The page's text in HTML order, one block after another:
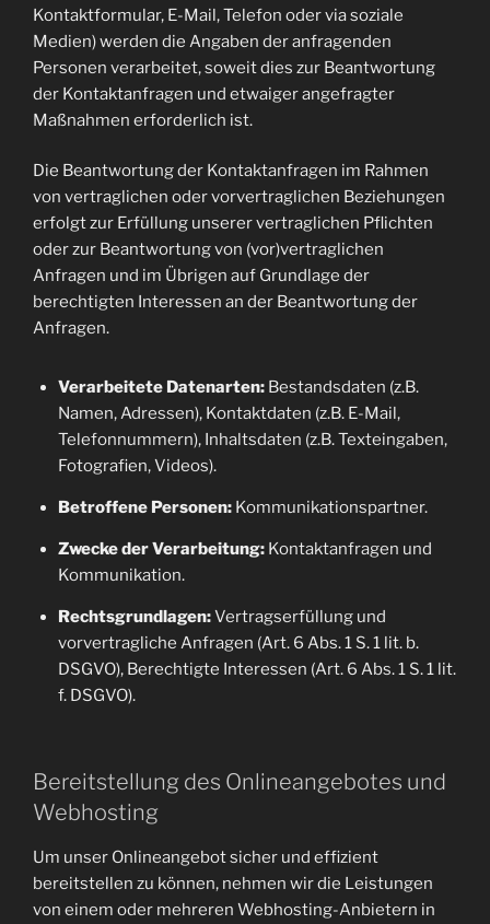
Kontaktformular, E-Mail, Telefon oder via soziale
Medien) werden die Angaben der anfragenden
Personen verarbeitet, soweit dies zur Beantwortung
der Kontaktanfragen und etwaiger angefragter
Maßnahmen erforderlich ist.
Die Beantwortung der Kontaktanfragen im Rahmen
von vertraglichen oder vorvertraglichen Beziehungen
erfolgt zur Erfüllung unserer vertraglichen Pflichten
oder zur Beantwortung von (vor)vertraglichen
Anfragen und im Übrigen auf Grundlage der
berechtigten Interessen an der Beantwortung der
Anfragen.
Verarbeitete Datenarten:Bestandsdaten (z.B.
Namen, Adressen), Kontaktdaten (z.B. E-Mail,
Telefonnummern), Inhaltsdaten (z.B. Texteingaben,
Fotografien, Videos).
Betroffene Personen:Kommunikationspartner.
Zwecke der Verarbeitung:Kontaktanfragen und
Kommunikation.
Rechtsgrundlagen:Vertragserfüllung und
vorvertragliche Anfragen (Art. 6 Abs. 1 S. 1 lit. b.
DSGVO), Berechtigte Interessen (Art. 6 Abs. 1 S. 1 lit.
f. DSGVO).
Bereitstellung des Onlineangebotes und
Webhosting
Um unser Onlineangebot sicher und effizient
bereitstellen zu können, nehmen wir die Leistungen
von einem oder mehreren Webhosting-Anbietern in